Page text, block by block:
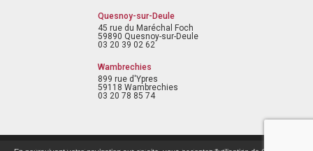
Quesnoy-sur-Deule
45 rue du Maréchal Foch
59890 Quesnoy-sur-Deule
03 20 39 02 62
Wambrechies
899 rue d'Ypres
59118 Wambrechies
03 20 78 85 74